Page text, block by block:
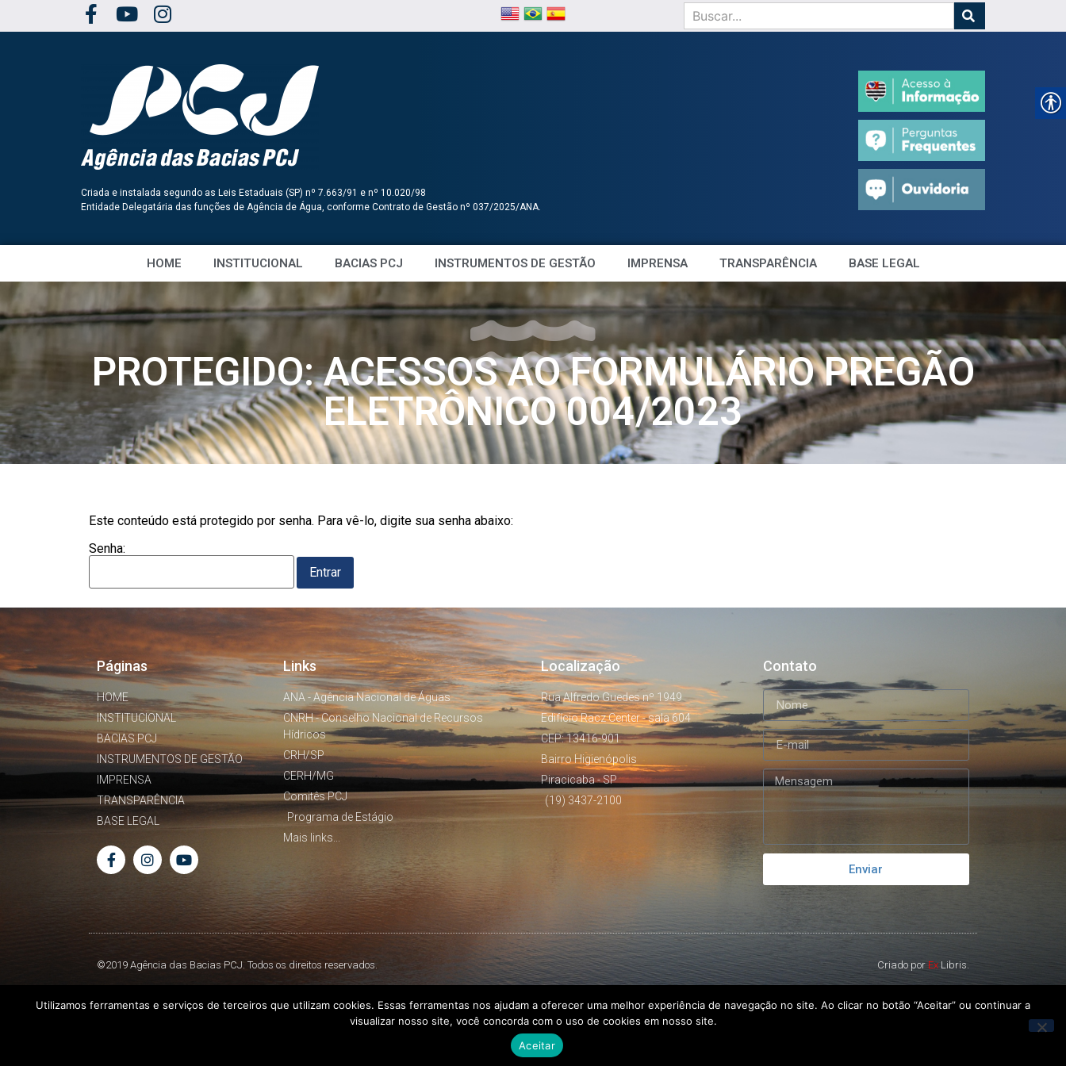
Criada e instalada segundo as Leis Estaduais (SP) nº 7.663/91 e nº 10.020/98
Entidade Delegatária das funções de Agência de Água, conforme Contrato de Gestão nº 037/2025/ANA.
HOME INSTITUCIONAL BACIAS PCJ INSTRUMENTOS DE GESTÃO IMPRENSA TRANSPARÊNCIA BASE LEGAL
PROTEGIDO: ACESSOS AO FORMULÁRIO PREGÃO
ELETRÔNICO 004/2023
Este conteúdo está protegido por senha. Para vê-lo, digite sua senha abaixo:
Senha:
Páginas
HOME
INSTITUCIONAL
BACIAS PCJ
INSTRUMENTOS DE GESTÃO
IMPRENSA
TRANSPARÊNCIA
BASE LEGAL
Links
ANA - Agência Nacional de Águas
CNRH - Conselho Nacional de Recursos
Hídricos
CRH/SP
CERH/MG
Comitês PCJ
Programa de Estágio
Mais links...
Localização
Rua Alfredo Guedes nº 1949
Edifício Racz Center - sala 604
CEP: 13416-901
Bairro Higienópolis
Piracicaba - SP
(19) 3437-2100
Contato
Enviar
©2019 Agência das Bacias PCJ. Todos os direitos reservados. Criado por Ex Libris.
Utilizamos ferramentas e serviços de terceiros que utilizam cookies. Essas ferramentas nos ajudam a oferecer uma melhor experiência de navegação no site. Ao clicar no botão “Aceitar” ou continuar a
visualizar nosso site, você concorda com o uso de cookies em nosso site.
Aceitar